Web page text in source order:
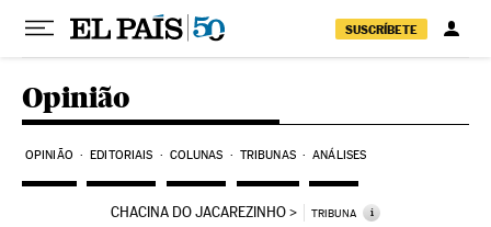
Pular para o conteúdo
SUSCRÍBETE
Opinião
OPINIÃO EDITORIAIS COLUNAS TRIBUNAS ANÁLISES
CHACINA DO JACAREZINHO TRIBUNA i